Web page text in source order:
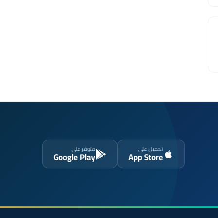
تحميل على
App Store
متوفر على
Google Play